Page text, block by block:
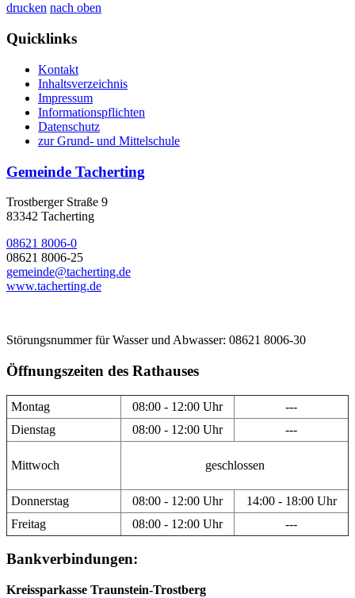
drucken nach oben
Quicklinks
Kontakt
Inhaltsverzeichnis
Impressum
Informationspflichten
Datenschutz
zur Grund- und Mittelschule
Gemeinde Tacherting
Trostberger Straße 9
83342 Tacherting
08621 8006-0
08621 8006-25
gemeinde@tacherting.de
www.tacherting.de
Störungsnummer für Wasser und Abwasser: 08621 8006-30
Öffnungszeiten des Rathauses
Montag 08:00 - 12:00 Uhr
---
Dienstag
08:00 - 12:00 Uhr ---
Mittwoch geschlossen
Donnerstag 08:00 - 12:00 Uhr
14:00 - 18:00 Uhr
Freitag
08:00 - 12:00 Uhr ---
Bankverbindungen:
Kreissparkasse Traunstein-Trostberg